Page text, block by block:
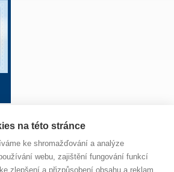
JAZYK ŽÁCI
JÍDELNA
MAPA SERVERU
NOVINKY
na této stránce
ke shromažďování a analýze
webu, zajištění fungování funkcí
zlepšení a přizpůsobení obsahu a reklam.